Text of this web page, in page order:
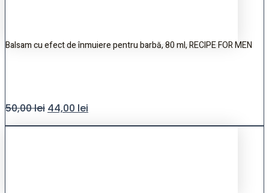
Balsam cu efect de înmuiere pentru barbă, 80 ml, RECIPE FOR MEN
50,00lei 44,00 lei